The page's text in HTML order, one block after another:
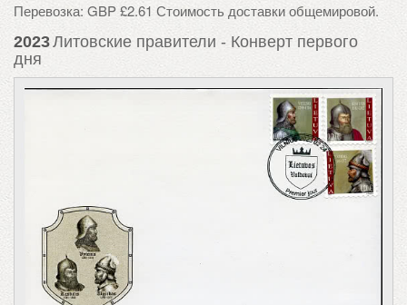
Перевозка: GBP £2.61 Стоимость доставки общемировой.
2023Литовские правители - Конверт первого
дня